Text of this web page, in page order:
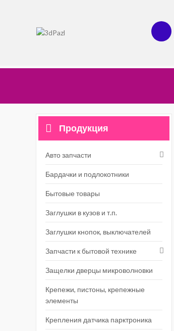
Продукция
Авто запчасти
Бардачки и подлокотники
Бытовые товары
Заглушки в кузов и т.п.
Заглушки кнопок, выключателей
Запчасти к бытовой технике
Защелки дверцы микроволновки
Крепежи, пистоны, крепежные
элементы
Крепления датчика парктроника